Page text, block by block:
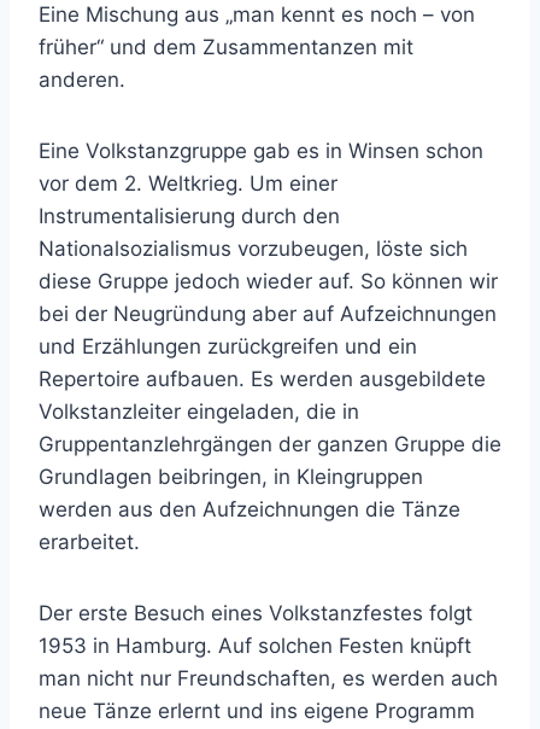
Eine Mischung aus „man kennt es noch – von
früher“ und dem Zusammentanzen mit
anderen.
Eine Volkstanzgruppe gab es in Winsen schon
vor dem 2. Weltkrieg. Um einer
Instrumentalisierung durch den
Nationalsozialismus vorzubeugen, löste sich
diese Gruppe jedoch wieder auf. So können wir
bei der Neugründung aber auf Aufzeichnungen
und Erzählungen zurückgreifen und ein
Repertoire aufbauen. Es werden ausgebildete
Volkstanzleiter eingeladen, die in
Gruppentanzlehrgängen der ganzen Gruppe die
Grundlagen beibringen, in Kleingruppen
werden aus den Aufzeichnungen die Tänze
erarbeitet.
Der erste Besuch eines Volkstanzfestes folgt
1953 in Hamburg. Auf solchen Festen knüpft
man nicht nur Freundschaften, es werden auch
neue Tänze erlernt und ins eigene Programm